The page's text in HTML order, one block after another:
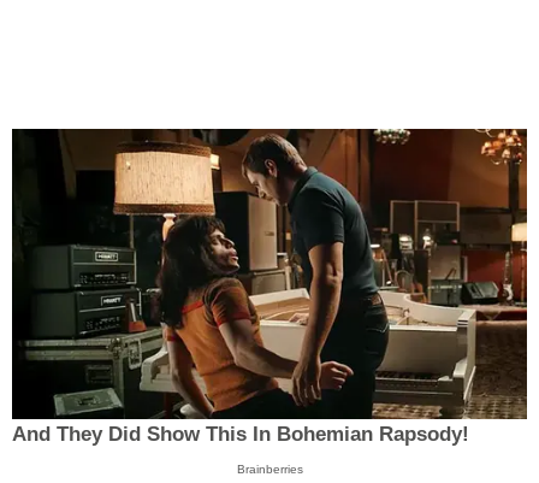
And They Did Show This In Bohemian Rapsody!
Brainberries